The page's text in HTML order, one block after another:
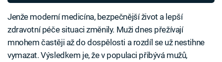
Jenže moderní medicína, bezpečnější život a lepší
zdravotní péče situaci změnily. Muži dnes přežívají
mnohem častěji až do dospělosti a rozdíl se už nestihne
vymazat. Výsledkem je, že v populaci přibývá mužů,